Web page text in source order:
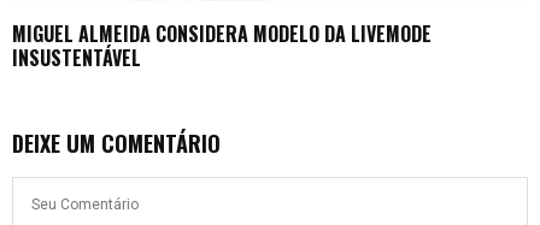
MIGUEL ALMEIDA CONSIDERA MODELO DA LIVEMODE
INSUSTENTÁVEL
DEIXE UM COMENTÁRIO